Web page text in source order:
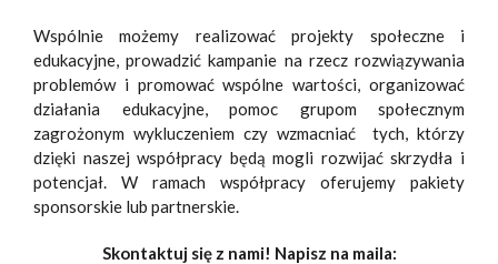
Wspólnie możemy realizować projekty społeczne i
edukacyjne, prowadzić kampanie na rzecz rozwiązywania
problemów i promować wspólne wartości, organizować
działania edukacyjne, pomoc grupom społecznym
zagrożonym wykluczeniem czy wzmacniać tych, którzy
dzięki naszej współpracy będą mogli rozwijać skrzydła i
potencjał. W ramach współpracy oferujemy pakiety
sponsorskie lub partnerskie.
Skontaktuj się z nami! Napisz na maila: